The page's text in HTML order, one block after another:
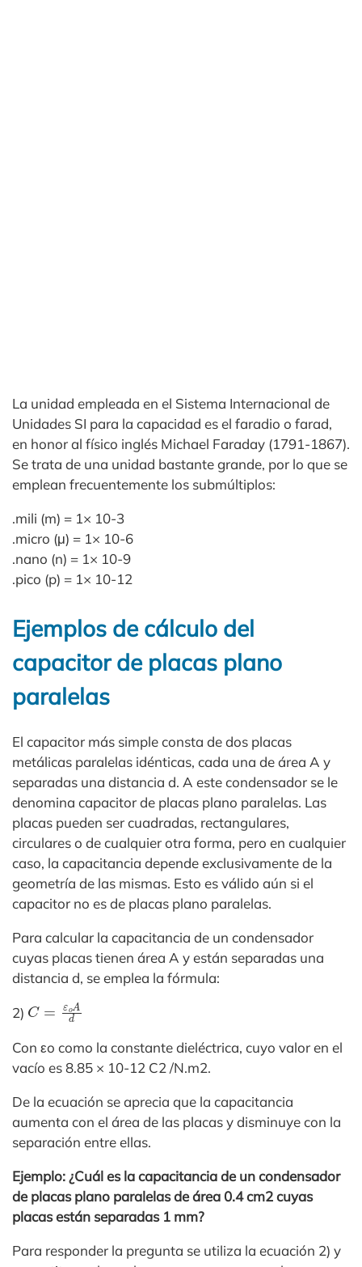
La unidad empleada en el Sistema Internacional de
Unidades SI para la capacidad es el faradio o farad,
en honor al físico inglés Michael Faraday (1791-1867).
Se trata de una unidad bastante grande, por lo que se
emplean frecuentemente los submúltiplos:
.mili (m) = 1× 10-3
.micro (μ) = 1× 10-6
.nano (n) = 1× 10-9
.pico (p) = 1× 10-12
Ejemplos de cálculo del
capacitor de placas plano
paralelas
El capacitor más simple consta de dos placas
metálicas paralelas idénticas, cada una de área A y
separadas una distancia d. A este condensador se le
denomina capacitor de placas plano paralelas. Las
placas pueden ser cuadradas, rectangulares,
circulares o de cualquier otra forma, pero en cualquier
caso, la capacitancia depende exclusivamente de la
geometría de las mismas. Esto es válido aún si el
capacitor no es de placas plano paralelas.
Para calcular la capacitancia de un condensador
cuyas placas tienen área A y están separadas una
distancia d, se emplea la fórmula:
2) C= A d
Con εo como la constante dieléctrica, cuyo valor en el
vacío es 8.85 × 10-12 C2 /N.m2.
De la ecuación se aprecia que la capacitancia
aumenta con el área de las placas y disminuye con la
separación entre ellas.
Ejemplo: ¿Cuál es la capacitancia de un condensador
de placas plano paralelas de área 0.4 cm2 cuyas
placas están separadas 1 mm?
Para responder la pregunta se utiliza la ecuación 2) y